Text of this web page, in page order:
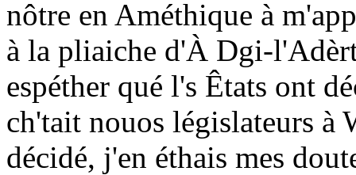
nôtre en Améthique à
à la pliaiche d'À Dgi-
espéther qué l's Êtats ont
ch'tait nouos législateurs à
décidé, j'en éthais mes